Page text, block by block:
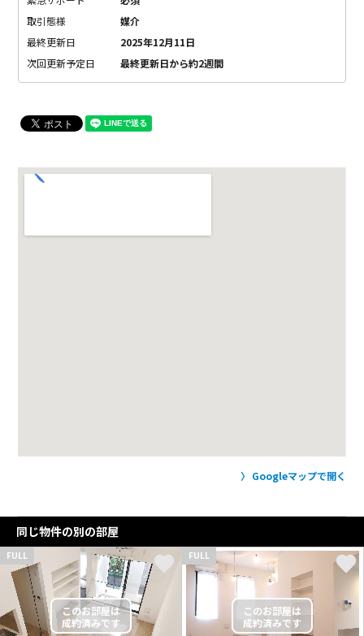
取引態様
媒介
最終更新日
2025年12月11日
次回更新予定日
最終更新日から約2週間
Googleマップで開く
同じ物件の別の部屋
FULL FULL